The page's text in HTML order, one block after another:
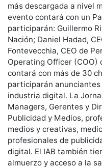
más descargada a nivel
evento contará con un
participarán: Guillermo
Nación; Daniel Hadad,
Fontevecchia, CEO de
Operating Officer (COO)
contará con más de 30
participarán
industria digital. La
Managers, Gerentes y
Publicidad y Medios,
medios y creativas,
profesionales de
digital. El IAB también
almuerzo y acceso a la